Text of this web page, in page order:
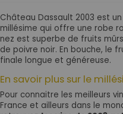
Château Dassault 2003 est
millésime qui offre une robe
nez est superbe de fruits
de poivre noir. En bouche, le
finale longue et généreuse.
En savoir plus sur le
Pour connaitre les meilleurs
France et ailleurs dans le